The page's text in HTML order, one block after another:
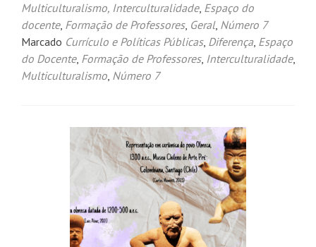
Multiculturalismo, Interculturalidade, Espaço do
docente, Formação de Professores, Geral, Número 7
Marcado Currículo e Políticas Públicas, Diferença, Espaço
do Docente, Formação de Professores, Interculturalidade,
Multiculturalismo, Número 7